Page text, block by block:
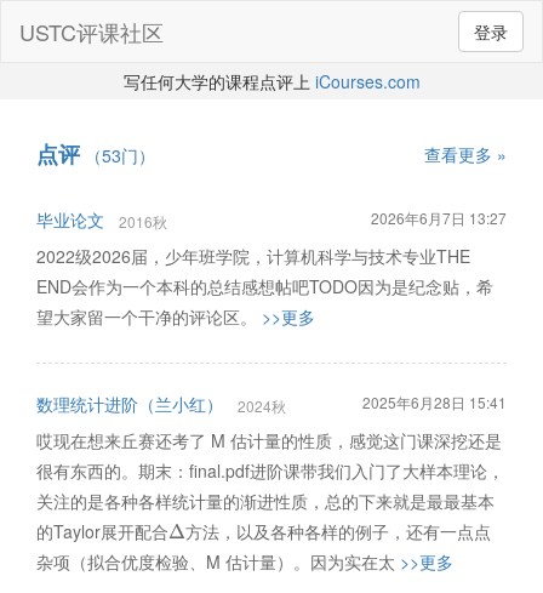
登录
USTC评课社区
写任何大学的课程点评上 iCourses.com
点评（53门） 查看更多 »
毕业论文 2016秋 2026年6月7日 13:27
2022级2026届，少年班学院，计算机科学与技术专业THE
END会作为一个本科的总结感想帖吧TODO因为是纪念贴，希
望大家留一个干净的评论区。 >>更多
数理统计进阶（兰小红） 2024秋 2025年6月28日 15:41
哎现在想来丘赛还考了 M 估计量的性质，感觉这门课深挖还是
很有东西的。期末：final.pdf进阶课带我们入门了大样本理论，
关注的是各种各样统计量的渐进性质，总的下来就是最最基本
的Taylor展开配合Δ 方法，以及各种各样的例子，还有一点点
杂项（拟合优度检验、M 估计量）。因为实在太 >>更多